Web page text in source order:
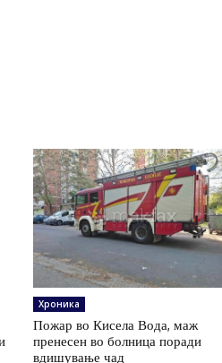
Хроника
Пожар во Кисела Вода, маж
пренесен во болница поради
вдишување чад